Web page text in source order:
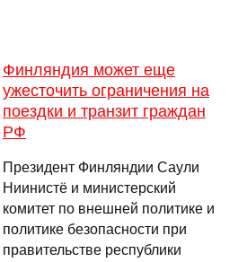
Финляндия может еще
ужесточить ограничения на
поездки и транзит граждан
РФ
Президент Финляндии Саули
Ниинистё и министерский
комитет по внешней политике и
политике безопасности при
правительстве республики